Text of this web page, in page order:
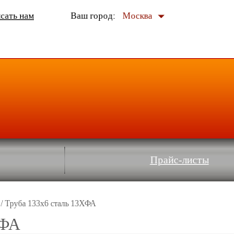
нам Ваш город: Москва
Прайс-листы
/ Труба 133х6 сталь 13ХФА